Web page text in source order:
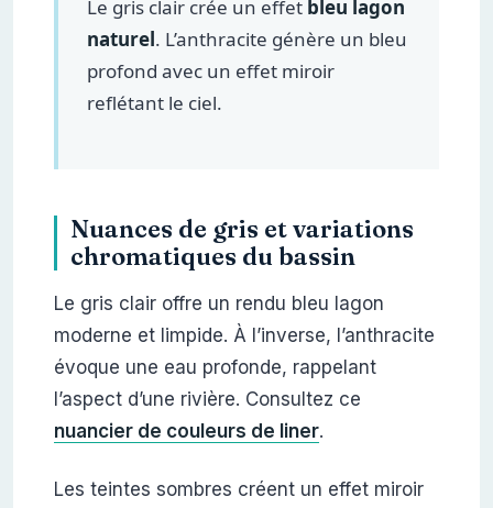
Le gris clair crée un effet bleu lagon
naturel. L’anthracite génère un bleu
profond avec un effet miroir
reflétant le ciel.
Nuances de gris et variations
chromatiques du bassin
Le gris clair offre un rendu bleu lagon
moderne et limpide. À l’inverse, l’anthracite
évoque une eau profonde, rappelant
l’aspect d’une rivière. Consultez ce
nuancier de couleurs de liner.
Les teintes sombres créent un effet miroir